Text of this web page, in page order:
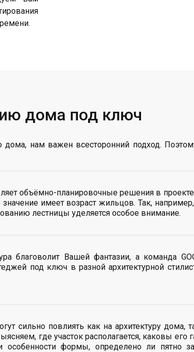
дома под ключ
нам важен всесторонний подход.
объёмно-планировочные решения в
имеет возраст жильцов. Так,
лестницы уделяется особое внимание.
благоволит Вашей фантазии, а команда
под ключ в разной архитектурной
сильно повлиять как на архитектуру дома,
где участок располагается, каковы его
формы, определено ли пятно